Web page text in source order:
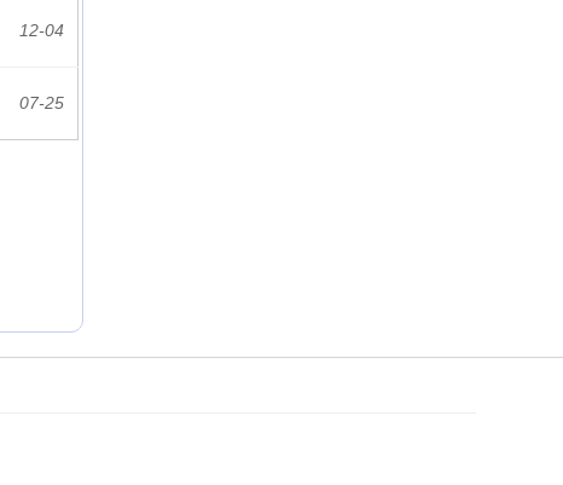
12-04
07-25